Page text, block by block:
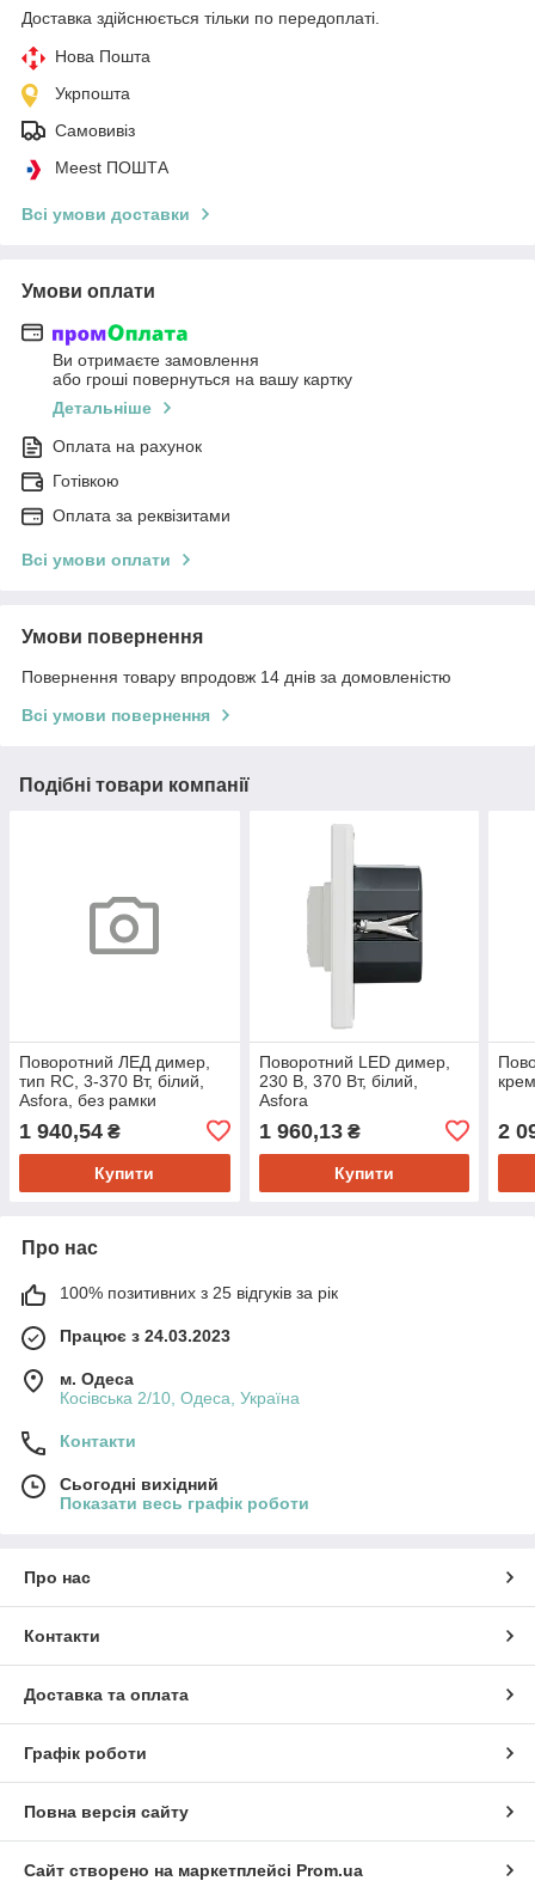
Доставка здійснюється тільки по передоплаті.
Нова Пошта
Укрпошта
Самовивіз
Meest ПОШТА
Всі умови доставки
Умови оплати
Ви отримаєте замовлення
або гроші повернуться на вашу картку
Детальніше
Оплата на рахунок
Готівкою
Оплата за реквізитами
Всі умови оплати
Умови повернення
Повернення товару впродовж 14 днів за домовленістю
Всі умови повернення
Подібні товари компанії
Поворотний ЛЕД димер,
тип RC, 3-370 Вт, білий,
Asfora, без рамки
1 940,54 ₴
Купити
Поворотний LED димер,
230 В, 370 Вт, білий,
Asfora
1 960,13₴
Купити
2
Про нас
100% позитивних з 25 відгуків за рік
Працює з 24.03.2023
м. Одеса
Косівська 2/10, Одеса, Україна
Контакти
Сьогодні вихідний
Показати весь графік роботи
Про нас
Контакти
Доставка та оплата
Графік роботи
Повна версія сайту
Сайт створено на маркетплейсі Prom.ua